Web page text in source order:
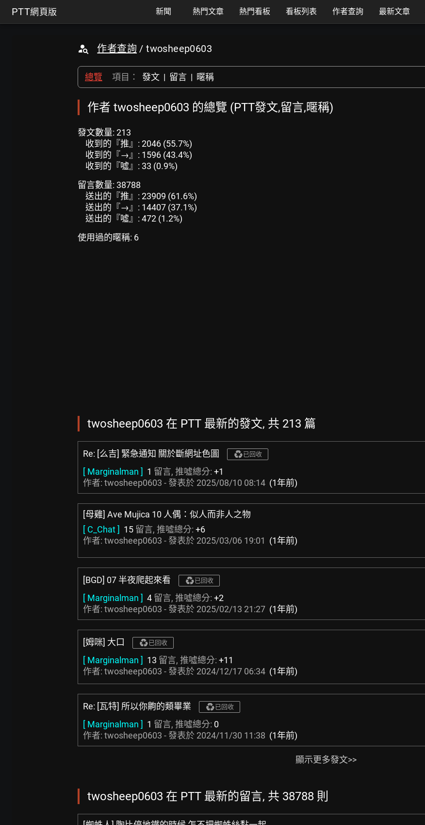
PTT網頁版 新聞 熱門文章 熱門看板 看板列表 作者查詢 最新文章
作者查詢 / twosheep0603
總覽 項目： 發文 | 留言 | 暱稱
作者 twosheep0603 的總覽 (PTT發文,留言,暱稱)
發文數量: 213
收到的『推』: 2046 (55.7%)
收到的『→』: 1596 (43.4%)
收到的『噓』: 33 (0.9%)
留言數量: 38788
送出的『推』: 23909 (61.6%)
送出的『→』: 14407 (37.1%)
送出的『噓』: 472 (1.2%)
使用過的暱稱: 6
twosheep0603 在 PTT 最新的發文, 共 213 篇
Re: [么吉] 緊急通知 關於斷網址色圖 已回收
[ Marginalman ] 1 留言, 推噓總分: +1
作者: twosheep0603 - 發表於 2025/08/10 08:14 (1年前)
[母雞] Ave Mujica 10 人偶：似人而非人之物
[ C_Chat ] 15 留言, 推噓總分: +6
作者: twosheep0603 - 發表於 2025/03/06 19:01 (1年前)
[BGD] 07 半夜爬起來看 已回收
[ Marginalman ] 4 留言, 推噓總分: +2
作者: twosheep0603 - 發表於 2025/02/13 21:27 (1年前)
[姆咪] 大口 已回收
[ Marginalman ] 13 留言, 推噓總分: +11
作者: twosheep0603 - 發表於 2024/12/17 06:34 (1年前)
Re: [瓦特] 所以你齁的類畢業 已回收
[ Marginalman ] 1 留言, 推噓總分: 0
作者: twosheep0603 - 發表於 2024/11/30 11:38 (1年前)
顯示更多發文>>
twosheep0603 在 PTT 最新的留言, 共 38788 則